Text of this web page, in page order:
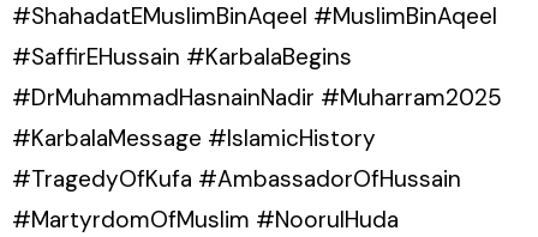
#ShahadatEMuslimBinAqeel #MuslimBinAqeel
#SaffirEHussain #KarbalaBegins
#DrMuhammadHasnainNadir #Muharram2025
#KarbalaMessage #IslamicHistory
#TragedyOfKufa #AmbassadorOfHussain
#MartyrdomOfMuslim #NoorulHuda